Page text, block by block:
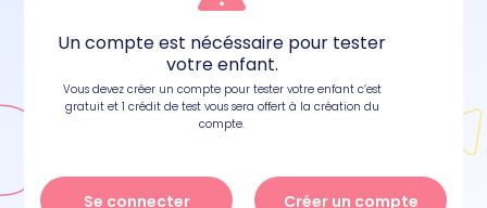
Écrire
Blog
Un compte est nécéssaire pour tester
votre enfant.
Vous devez créer un compte pour tester votre enfant c’est
gratuit et 1 crédit de test vous sera offert à la création du
compte.
Se connecter Créer un compte